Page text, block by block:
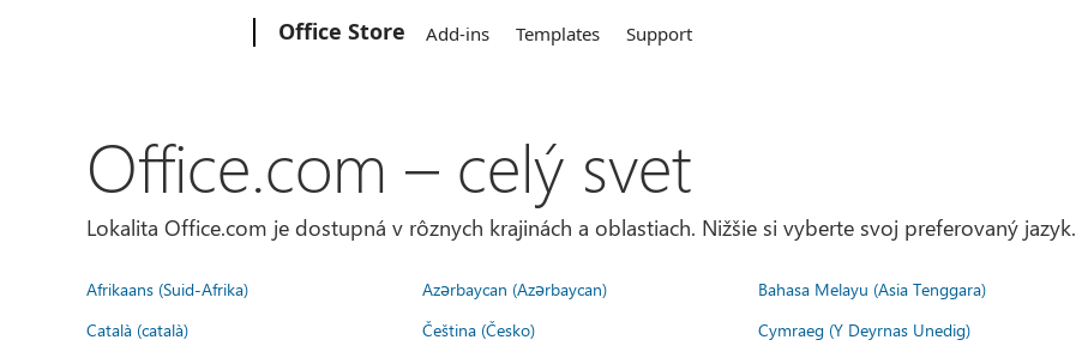
Office Store Add-ins Templates Support
Office.com – celý svet
Lokalita Office.com je dostupná v rôznych krajinách a oblastiach. Nižšie si vyberte svoj preferovaný jazyk.
Afrikaans (Suid-Afrika) Azərbaycan (Azərbaycan) Bahasa Melayu (Asia Tenggara)
Català (català)
Čeština (Česko) Cymraeg (Y Deyrnas Unedig)